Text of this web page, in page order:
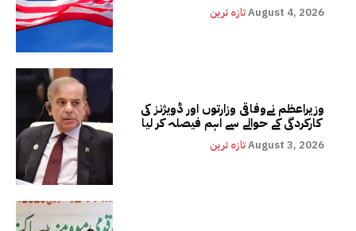
تازہ ترینAugust 4, 2026
وزیراعظم نےوفاقی وزارتوں اور ڈویژنز کی
کارکردگی کے حوالے سے اہم فیصلہ کر لیا
تازہ ترینAugust 3, 2026